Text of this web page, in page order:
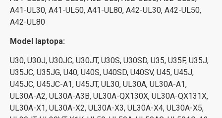
A41-UL30, A41-UL50, A41-UL80, A42-UL30, A42-UL50,
A42-UL80
Model laptopa:
U30, U30J, U30JC, U30JT, U30S, U30SD, U35, U35F, U35J,
U35JC, U35JG, U40, U40S, U40SD, U40SV, U45, U45J,
U45JC, U45JC-A1, U45JT, UL30, UL30A, UL30A-A1,
UL30A-A2, UL30A-A3B, UL30A-QX130X, UL30A-QX131X,
UL30A-X1, UL30A-X2, UL30A-X3, UL30A-X4, UL30A-X5,